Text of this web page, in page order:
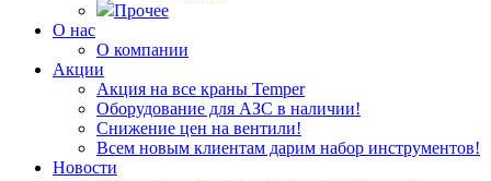
Прочее
О нас
О компании
Акции
Акция на все краны Temper
Оборудование для АЗС в наличии!
Снижение цен на вентили!
Всем новым клиентам дарим набор инструментов!
Новости